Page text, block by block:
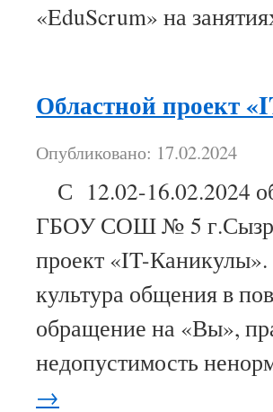
«EduScrum» на
Областной проект
Опубликовано: 17.02.2024
С 12.02-16.02.2024
ГБОУ СОШ № 5
проект «IT-
культура общения в
обращение на «Вы»,
недопустимость
→